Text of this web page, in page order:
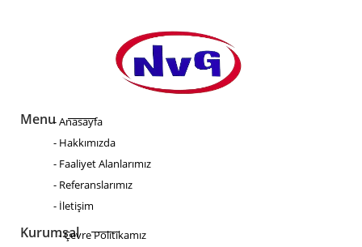
Menu- Anasayfa
- Hakkımızda
- Faaliyet Alanlarımız
- Referanslarımız
- İletişim
Kurumsal- Çevre Politikamız